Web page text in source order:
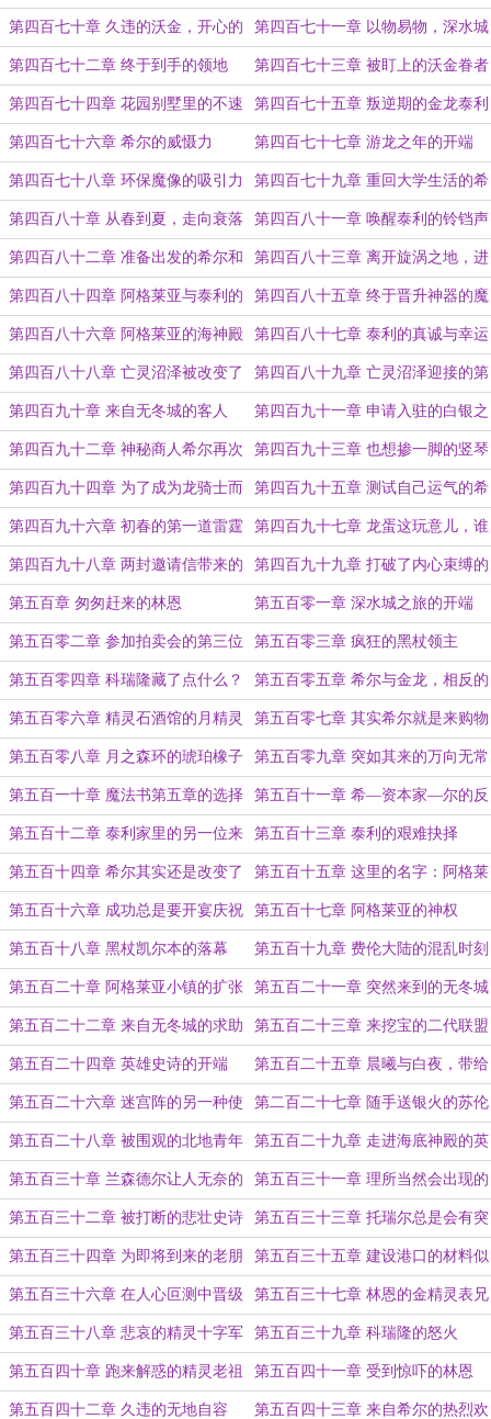
可就不怕了
第四百七十章 久违的沃金，开心的
复仇
第四百七十一章 以物易物，深水城
的诚意
第四百七十二章 终于到手的领地 第四百七十三章 被盯上的沃金眷者
第四百七十四章 花园别墅里的不速
之客
第四百七十五章 叛逆期的金龙泰利
维尔加斯
第四百七十六章 希尔的威慑力 第四百七十七章 游龙之年的开端
第四百七十八章 环保魔像的吸引力 第四百七十九章 重回大学生活的希
尔
第四百八十章 从春到夏，走向衰落
的巨龙
第四百八十一章 唤醒泰利的铃铛声
第四百八十二章 准备出发的希尔和
泰利
第四百八十三章 离开旋涡之地，进
入亡灵沼泽
第四百八十四章 阿格莱亚与泰利的
初见
第四百八十五章 终于晋升神器的魔
法书
第四百八十六章 阿格莱亚的海神殿 第四百八十七章 泰利的真诚与幸运
第四百八十八章 亡灵沼泽被改变了
的未来
第四百八十九章 亡灵沼泽迎接的第
一波客人
第四百九十章 来自无冬城的客人 第四百九十一章 申请入驻的白银之
盾骑士团
第四百九十二章 神秘商人希尔再次
上线
第四百九十三章 也想掺一脚的竖琴
手
第四百九十四章 为了成为龙骑士而
来的竖琴手们
第四百九十五章 测试自己运气的希
尔
第四百九十六章 初春的第一道雷霆 第四百九十七章 龙蛋这玩意儿，谁
爱养谁养去吧！
第四百九十八章 两封邀请信带来的
疑惑
第四百九十九章 打破了内心束缚的
希尔
第五百章 匆匆赶来的林恩 第五百零一章 深水城之旅的开端
第五百零二章 参加拍卖会的第三位
同行者
第五百零三章 疯狂的黑杖领主
第五百零四章 科瑞隆藏了点什么？ 第五百零五章 希尔与金龙，相反的
金钱观
第五百零六章 精灵石酒馆的月精灵 第五百零七章 其实希尔就是来购物
的
第五百零八章 月之森环的琥珀橡子 第五百零九章 突如其来的万向无常
牌
第五百一十章 魔法书第五章的选择 第五百十一章 希—资本家—尔的反
击
第五百十二章 泰利家里的另一位来
客
第五百十三章 泰利的艰难抉择
第五百十四章 希尔其实还是改变了
一点事
第五百十五章 这里的名字：阿格莱
亚！
第五百十六章 成功总是要开宴庆祝
的
第五百十七章 阿格莱亚的神权
第五百十八章 黑杖凯尔本的落幕
（给秦风abc的加更）
第五百十九章 费伦大陆的混乱时刻
第五百二十章 阿格莱亚小镇的扩张 第五百二十一章 突然来到的无冬城
王子
第五百二十二章 来自无冬城的求助 第五百二十三章 来挖宝的二代联盟
团
第五百二十四章 英雄史诗的开端 第五百二十五章 晨曦与白夜，带给
希尔的忧郁
第五百二十六章 迷宫阵的另一种使
用方式
第二百二十七章 随手送银火的苏伦
第五百二十八章 被围观的北地青年
英雄团
第五百二十九章 走进海底神殿的英
雄们
第五百三十章 兰森德尔让人无奈的
劝告
第五百三十一章 理所当然会出现的
巴尔
第五百三十二章 被打断的悲壮史诗 第五百三十三章 托瑞尔总是会有突
如其来的客人
第五百三十四章 为即将到来的老朋
友们做点准备吧！
第五百三十五章 建设港口的材料似
乎吓到人了
第五百三十六章 在人心叵测中晋级
的术士
第五百三十七章 林恩的金精灵表兄
弟
第五百三十八章 悲哀的精灵十字军 第五百三十九章 科瑞隆的怒火
第五百四十章 跑来解惑的精灵老祖
宗
第五百四十一章 受到惊吓的林恩
第五百四十二章 久违的无地自容 第五百四十三章 来自希尔的热烈欢